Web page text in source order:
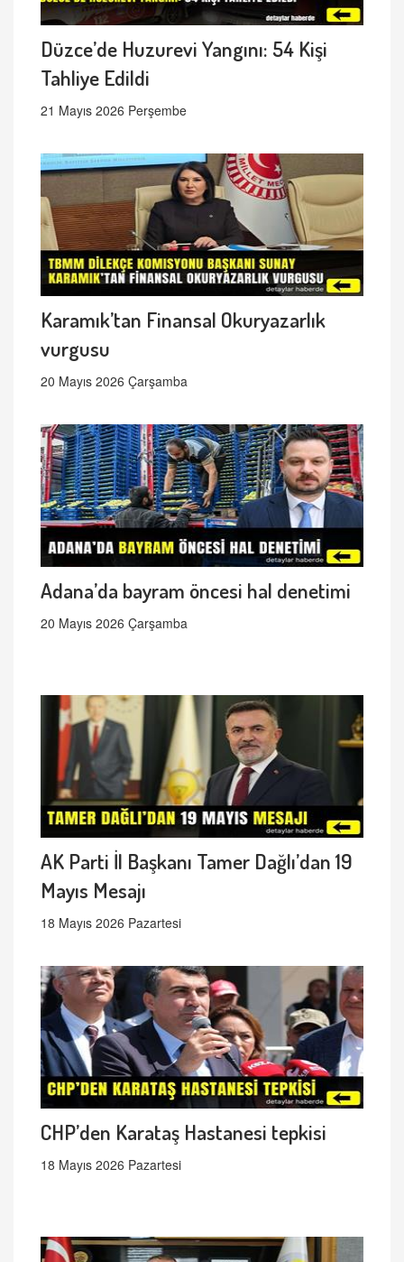
Düzce’de Huzurevi Yangını: 54 Kişi
Tahliye Edildi
21 Mayıs 2026 Perşembe
Karamık’tan Finansal Okuryazarlık
vurgusu
20 Mayıs 2026 Çarşamba
Adana’da bayram öncesi hal denetimi
20 Mayıs 2026 Çarşamba
AK Parti İl Başkanı Tamer Dağlı’dan 19
Mayıs Mesajı
18 Mayıs 2026 Pazartesi
CHP’den Karataş Hastanesi tepkisi
18 Mayıs 2026 Pazartesi